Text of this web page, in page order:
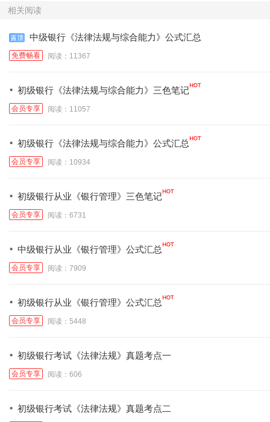
相关阅读
中级银行《法律法规与综合能力》公式汇总
免费畅看 阅读：11367
· 初级银行《法律法规与综合能力》三色笔记
会员专享 阅读：11057
· 初级银行《法律法规与综合能力》公式汇总
会员专享 阅读：10934
· 初级银行从业《银行管理》三色笔记
会员专享 阅读：6731
· 中级银行从业《银行管理》公式汇总
会员专享 阅读：7909
· 初级银行从业《银行管理》公式汇总
会员专享 阅读：5448
· 初级银行考试《法律法规》真题考点一
会员专享 阅读：606
· 初级银行考试《法律法规》真题考点二